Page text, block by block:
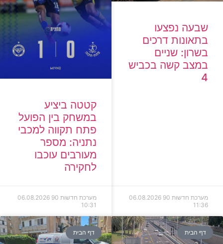
שבעה נפצעו
בתאונות דרכים
בשרון: שניים
במצב קשה בכביש
4
מערכת חדשות 90
06.08.2026
11:36
קטטה ביציע
במשחק בין הפועל
פתח תקווה למכבי
נתניה: מספר
מעורבים עוכבו
לחקירה
מערכת חדשות 90
06.08.2026
10:31
דף הבית דף הבית